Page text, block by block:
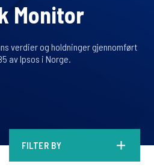
Monitor
verdier og holdninger gjennomført
av Ipsos i Norge.
FILTER BY